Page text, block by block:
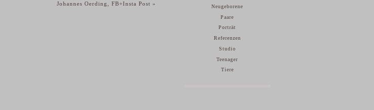
Johannes Oerding, FB+Insta Post »
Neugeborene
Paare
Porträt
Referenzen
Studio
Teenager
Tiere